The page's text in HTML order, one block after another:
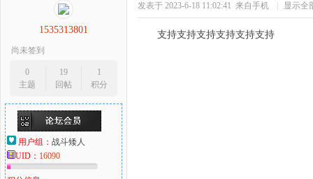
1535313801
尚未签到
0
主题
19
回帖
1
积分
用户组： 战斗矮人
UID： 16090
发表于 2023-6-18 11:02:41 来自手机 显示全
支持支持支持支持支持支持